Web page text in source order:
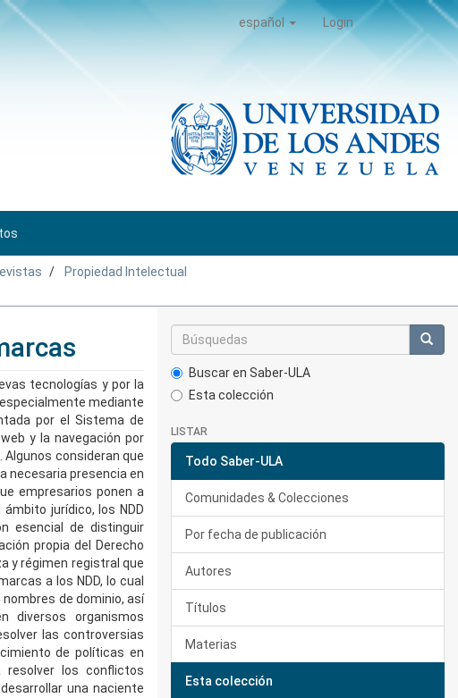
español Login
Propiedad Intelectual
tecnologías y por la
mediante
por el Sistema de
y la navegación por
consideran que
necesaria presencia en
empresarios ponen a
jurídico, los NDD
esencial de distinguir
propia del Derecho
y régimen registral que
a los NDD, lo cual
de dominio, así
diversos organismos
las controversias
de políticas en
resolver los conflictos
una naciente
Buscar en Saber-ULA
Esta colección
LISTAR
Todo Saber-ULA
Comunidades & Colecciones
Por fecha de publicación
Autores
Títulos
Materias
Esta colección